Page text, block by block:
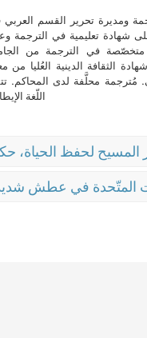
ومديرة تحرير القسم
شهادة تعليمية في الترجمة
متخصّصة في الترجمة من
الثقافة الدينية العُليا من
مُترجمة محلَّفة لدى المحاكم.
اللّغة
المسيح لحفظ الحياة،
المتّحدة في عطش